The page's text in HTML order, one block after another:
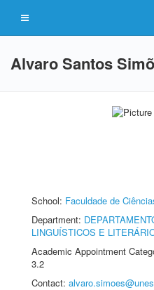
Alvaro Santos
School: Faculdade de
Department:
LINGUÍSTICOS E
Academic Appointment
3.2
Contact: